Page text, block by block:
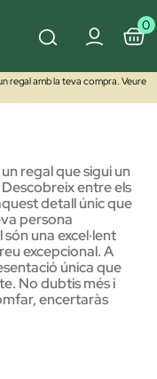
0
regal amb la teva compra. Veure
regal que sigui un
entre els
detall únic que
persona
una excel·lent
excepcional. A
única que
No dubtis més i
encertaràs